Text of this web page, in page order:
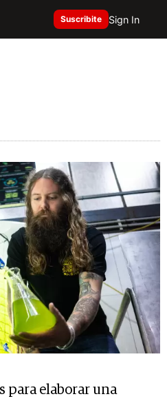
Suscribite Sign In
para elaborar una